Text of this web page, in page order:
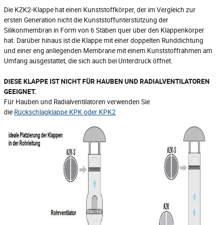
Die KZK2-Klappe hat einen Kunststoffkörper, der im Vergleich zur
ersten Generation nicht die Kunststoffunterstützung der
Silikonmembran in Form von 6 Stäben quer über den Klappenkörper
hat. Darüber hinaus ist die Klappe mit einer doppelten Runddichtung
und einer eng anliegenden Membrane mit einem Kunststoffrahmen am
Umfang ausgestattet, die sich auch bei Unterdruck öffnet.
DIESE KLAPPE IST NICHT FÜR HAUBEN UND RADIALVENTILATOREN
GEEIGNET.
Für Hauben und Radialventilatoren verwenden Sie
die Rückschlagklappe KPK oder KPK2